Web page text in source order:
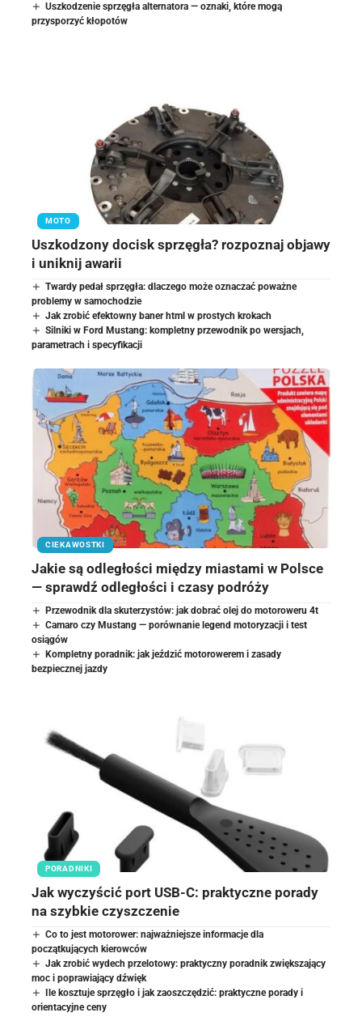
Uszkodzenie sprzęgła alternatora — oznaki, które mogą
przysporzyć kłopotów
MOTO
Uszkodzony docisk sprzęgła? rozpoznaj objawy
i uniknij awarii
Twardy pedał sprzęgła: dlaczego może oznaczać poważne
problemy w samochodzie
Jak zrobić efektowny baner html w prostych krokach
Silniki w Ford Mustang: kompletny przewodnik po wersjach,
parametrach i specyfikacji
CIEKAWOSTKI
Jakie są odległości między miastami w Polsce
— sprawdź odległości i czasy podróży
Przewodnik dla skuterzystów: jak dobrać olej do motoroweru 4t
Camaro czy Mustang — porównanie legend motoryzacji i test
osiągów
Kompletny poradnik: jak jeździć motorowerem i zasady
bezpiecznej jazdy
PORADNIKI
Jak wyczyścić port USB-C: praktyczne porady
na szybkie czyszczenie
Co to jest motorower: najważniejsze informacje dla
początkujących kierowców
Jak zrobić wydech przelotowy: praktyczny poradnik zwiększający
moc i poprawiający dźwięk
Ile kosztuje sprzęgło i jak zaoszczędzić: praktyczne porady i
orientacyjne ceny